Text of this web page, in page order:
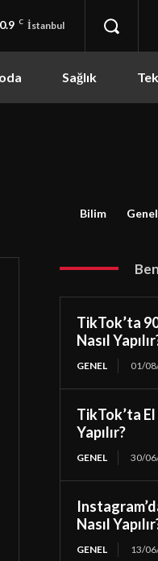
C İstanbul
Sağlık
Bilim Genel
TikTok’ta
Nasıl
GENEL 01/
TikTok’ta
Yapılır?
GENEL 30/
Nasıl
GENEL 13/